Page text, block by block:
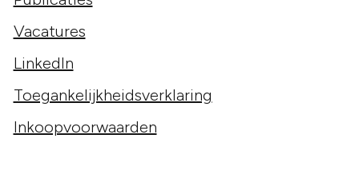
Vacatures
LinkedIn
Toegankelijkheidsverklaring
Inkoopvoorwaarden